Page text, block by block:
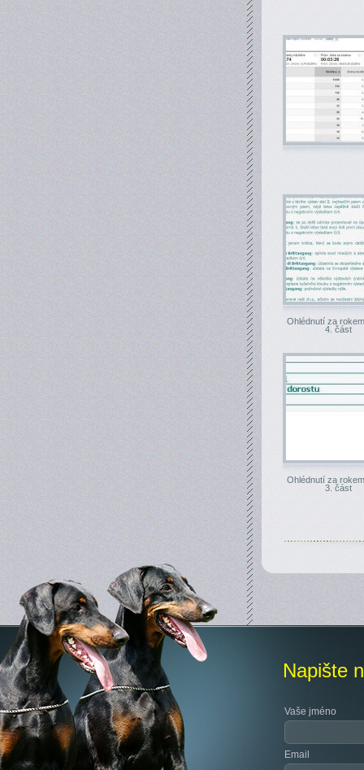
Ohlédnutí za
4. část
Ohlédnutí za
3. část
Napište
Vaše jméno
Email